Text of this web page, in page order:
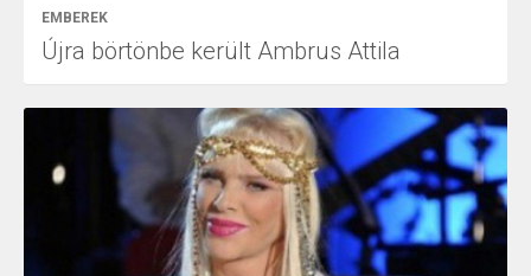
EMBEREK
Újra börtönbe került Ambrus Attila